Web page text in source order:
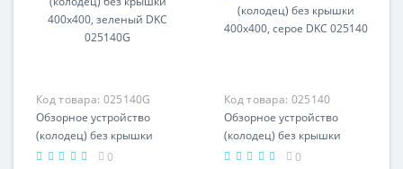
Код товара: 025140G
Обзорное устройство
(колодец) без крышки
400x400, зеленый DKC
0
Код товара: 025140
Обзорное устройство
(колодец) без крышки
400x400, серое DKC
0